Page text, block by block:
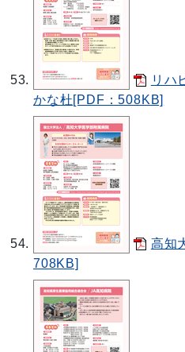
リハ
かな杜[PDF：508KB]
高知
708KB]